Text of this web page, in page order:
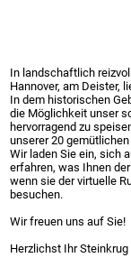
In landschaftlich
Hannover, am Deister,
In dem historischen
die Möglichkeit unser
hervorragend zu
unserer 20
Wir laden Sie ein, sich
erfahren, was Ihnen
wenn sie der virtuelle
besuchen.
Wir freuen uns auf Sie!
Herzlichst Ihr Steinkrug